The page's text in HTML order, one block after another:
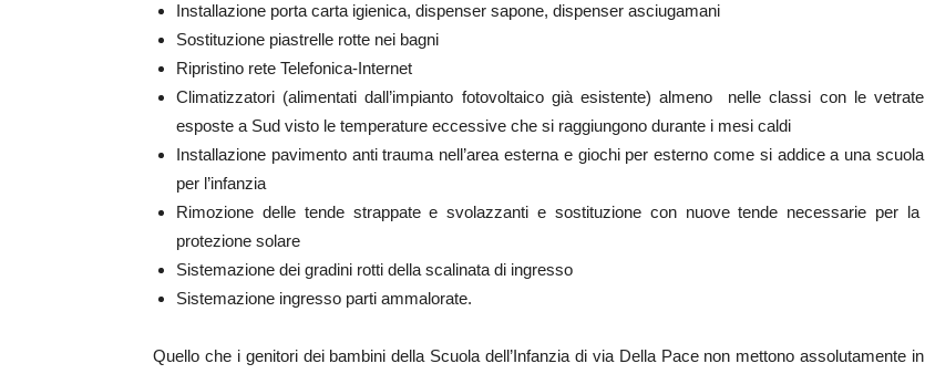
Installazione porta carta igienica, dispenser sapone, dispenser asciugamani
Sostituzione piastrelle rotte nei bagni
Ripristino rete Telefonica-Internet
Climatizzatori (alimentati dall’impianto fotovoltaico già esistente) almeno nelle classi con le vetrate
esposte a Sud visto le temperature eccessive che si raggiungono durante i mesi caldi
Installazione pavimento anti trauma nell’area esterna e giochi per esterno come si addice a una scuola
per l’infanzia
Rimozione delle tende strappate e svolazzanti e sostituzione con nuove tende necessarie per la
protezione solare
Sistemazione dei gradini rotti della scalinata di ingresso
Sistemazione ingresso parti ammalorate.
Quello che i genitori dei bambini della Scuola dell’Infanzia di via Della Pace non mettono assolutamente in